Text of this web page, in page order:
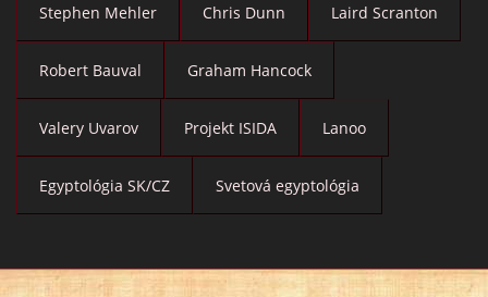
Stephen Mehler Chris Dunn Laird Scranton
Robert Bauval Graham Hancock
Valery Uvarov Projekt ISIDA Lanoo
Egyptológia SK/CZ Svetová egyptológia